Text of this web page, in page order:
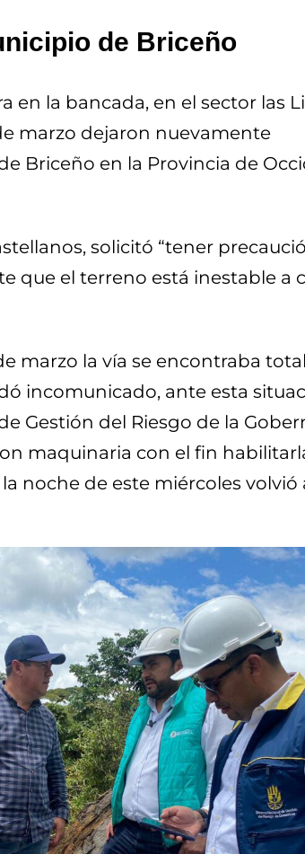
de Briceño
en la bancada, en el sector las
marzo dejaron nuevamente
Briceño en la Provincia de
solicitó “tener
que el terreno está inestable a
marzo la vía se encontraba
incomunicado, ante esta
Gestión del Riesgo de la
maquinaria con el fin
noche de este miércoles volvió